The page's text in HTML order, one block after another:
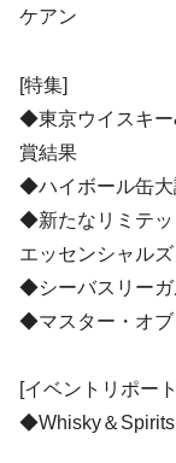
ケアン
[特集]
◆東京ウイスキー
賞結果
◆ハイボール缶大
◆新たなリミテ
エッセンシャルズ
◆シーバスリーガ
◆マスター・オブ
[イベントリポー
◆Whisky＆Spirits